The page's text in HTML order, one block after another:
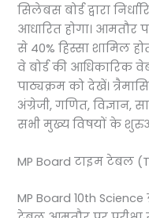
सिलेबस बोर्ड द्वारा
आधारित होगा। आमतौर
से 40% हिस्सा शामिल
वे बोर्ड की आधिकारिक
पाठ्यक्रम को देखें।
अंग्रेजी, गणित,
सभी मुख्य विषयों के
MP Board टाइम टेबल
MP Board 10th